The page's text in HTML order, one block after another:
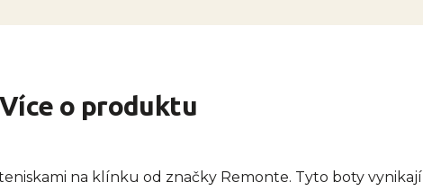
Více o produktu
na klínku od značky Remonte. Tyto boty vynikají